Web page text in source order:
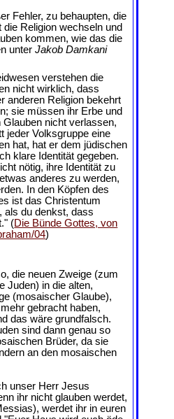
Fehler, zu behaupten, die
Religion wechseln und
kommen, wie das die
unter Jakob Damkani
verstehen die
nicht wirklich, dass
anderen Religion bekehrt
sie müssen ihr Erbe und
Glauben nicht verlassen,
jeder Volksgruppe eine
hat, hat er dem jüdischen
klare Identität gegeben.
nötig, ihre Identität zu
anderes zu werden,
In den Köpfen des
ist das Christentum
als du denkst, dass
(Die Bünde Gottes, von
04)
die neuen Zweige (zum
Juden) in die alten,
(mosaischer Glaube),
gebracht haben,
das wäre grundfalsch.
sind dann genau so
Brüder, da sie
an den mosaischen
unser Herr Jesus
ihr nicht glauben werdet,
werdet ihr in euren